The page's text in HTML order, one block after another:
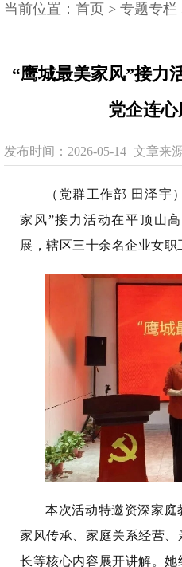
当前位置： 首页 > 专题专栏
“鹰城最美家风”接力
党企连
发布时间：2026-05-14 文章来
（ 党群工作部 田泽宇
家风”接力活动在平顶山
展，辖区三十余名企业女职
本次活动特邀资深家庭
家风传承、家庭关系经营
长等核心内容展开讲解。